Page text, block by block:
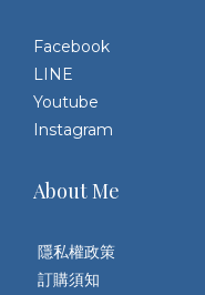
Facebook
LINE
Youtube
Instagram
About Me
隱私權政策
訂購須知